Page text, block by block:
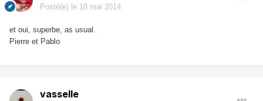
Posté(e) le 18 mai 2014
et oui, superbe, as usual.
Pierre et Pablo
vasselle